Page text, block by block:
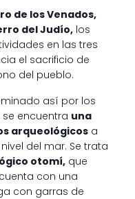
de los Venados,
del Judío, los
en las tres
el sacrificio de
del pueblo.
así por los
encuentra una
arqueológicos a
del mar. Se trata
otomí, que
con una
con garras de